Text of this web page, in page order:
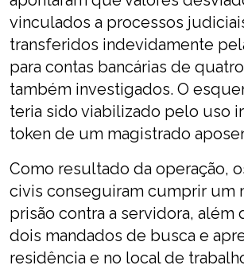
vinculados a processos
transferidos indevidamente
para contas bancárias de
também investigados. O
teria sido viabilizado pelo uso
token de um magistrado
Como resultado da operação,
civis conseguiram cumprir um
prisão contra a servidora,
dois mandados de busca e
residência e no local de